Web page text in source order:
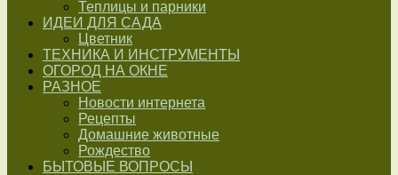
Теплицы и парники
ИДЕИ ДЛЯ САДА
Цветник
ТЕХНИКА И ИНСТРУМЕНТЫ
ОГОРОД НА ОКНЕ
РАЗНОЕ
Новости интернета
Рецепты
Домашние животные
Рождество
БЫТОВЫЕ ВОПРОСЫ